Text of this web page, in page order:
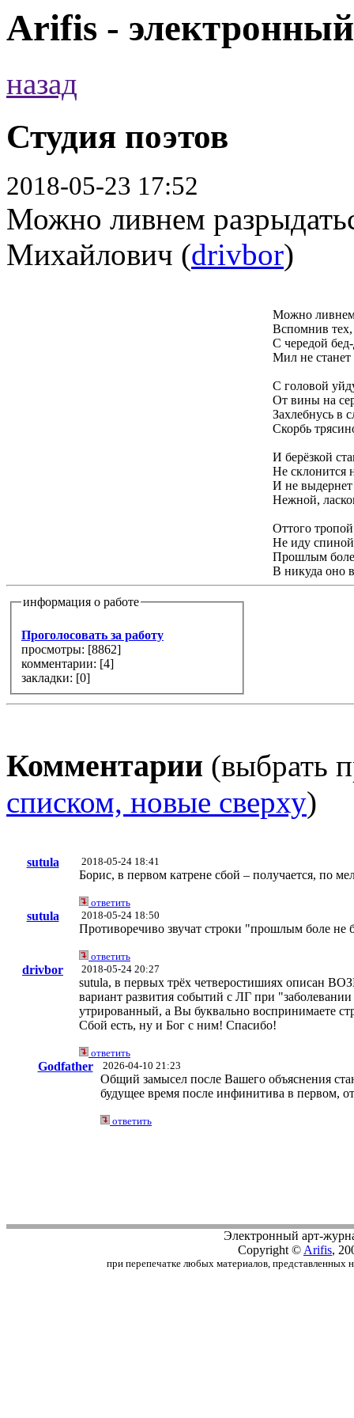
Arifis -
назад
Студия поэтов
2018-05-23 17:52
Можно ливнем
Михайлович (drivbor)
Можно ливнем
Вспомнив
С чередой
Мил не станет
С головой
От вины на
Захлебнусь в
Скорбь
И берёзкой
Не склонится
И не выдернет
Нежной,
Оттого
Не иду
Прошлым боле
В никуда оно
информация о работе
Проголосовать за работу
просмотры: [8862]
комментарии: [4]
закладки: [0]
Комментарии (выбрать
списком, новые сверху)
sutula 2018-05-24 18:41
Борис, в первом катрене сбой – получается, по
ответить
sutula 2018-05-24 18:50
Противоречиво звучат строки "прошлым боле не
ответить
drivbor 2018-05-24 20:27
sutula, в первых трёх четверостишиях описан
вариант развития событий с ЛГ при
утрированный, а Вы буквально воспринимаете
Сбой есть, ну и Бог с ним! Спасибо!
ответить
Godfather 2026-04-10 21:23
Общий замысел после Вашего объяснения
будущее время после инфинитива в первом,
ответить
Электронный арт-
Copyright © Arifis,
при перепечатке любых материалов, представленных